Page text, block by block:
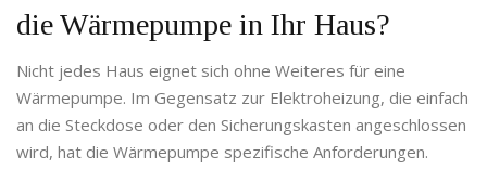
die Wärmepumpe in Ihr Haus?
Nicht jedes Haus eignet sich ohne Weiteres für eine
Wärmepumpe. Im Gegensatz zur Elektroheizung, die einfach
an die Steckdose oder den Sicherungskasten angeschlossen
wird, hat die Wärmepumpe spezifische Anforderungen.